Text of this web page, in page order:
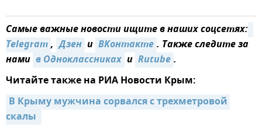
Самые важные новости ищите в наших соцсетях:
Telegram, Дзен и ВКонтакте. Также следите за
нами в Одноклассниках и Rutube.
Читайте также на РИА Новости Крым:
В Крыму мужчина сорвался с трехметровой
скалы